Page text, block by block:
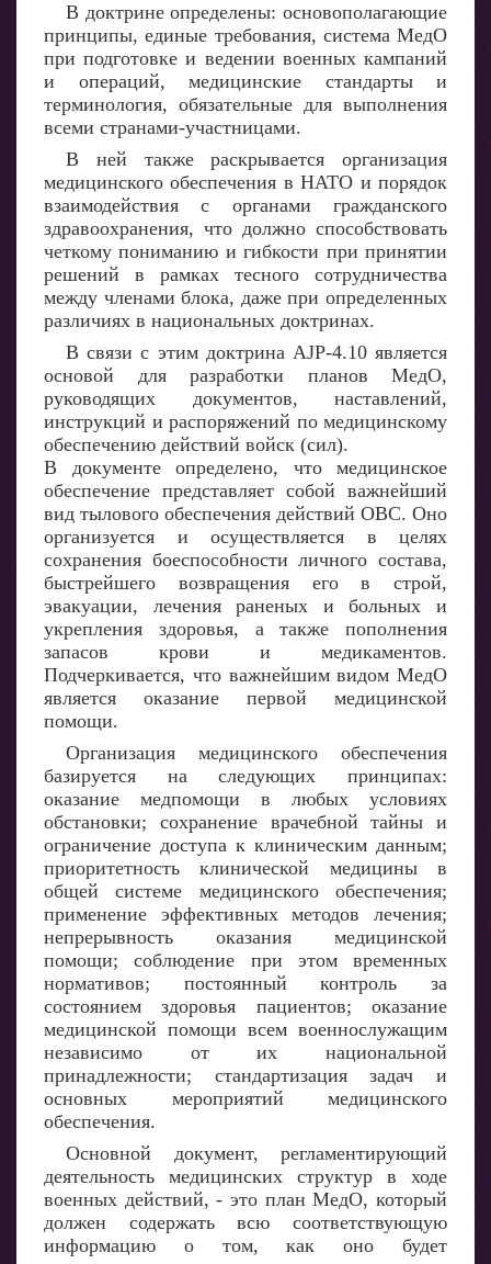
В доктрине определены: основополагающие
принципы, единые требования, система МедО
при подготовке и ведении военных кампаний
и операций, медицинские стандарты и
терминология, обязательные для выполнения
всеми странами-участницами.
В ней также раскрывается организация
медицинского обеспечения в НАТО и порядок
взаимодействия с органами гражданского
здравоохранения, что должно способствовать
четкому пониманию и гибкости при принятии
решений в рамках тесного сотрудничества
между членами блока, даже при определенных
различиях в национальных доктринах.
В связи с этим доктрина AJP-4.10 является
основой для разработки планов МедО,
руководящих документов, наставлений,
инструкций и распоряжений по медицинскому
обеспечению действий войск (сил).
В документе определено, что медицинское
обеспечение представляет собой важнейший
вид тылового обеспечения действий ОВС. Оно
организуется и осуществляется в целях
сохранения боеспособности личного состава,
быстрейшего возвращения его в строй,
эвакуации, лечения раненых и больных и
укрепления здоровья, а также пополнения
запасов крови и медикаментов.
Подчеркивается, что важнейшим видом МедО
является оказание первой медицинской
помощи.
Организация медицинского обеспечения
базируется на следующих принципах:
оказание медпомощи в любых условиях
обстановки; сохранение врачебной тайны и
ограничение доступа к клиническим данным;
приоритетность клинической медицины в
общей системе медицинского обеспечения;
применение эффективных методов лечения;
непрерывность оказания медицинской
помощи; соблюдение при этом временных
нормативов; постоянный контроль за
состоянием здоровья пациентов; оказание
медицинской помощи всем военнослужащим
независимо от их национальной
принадлежности; стандартизация задач и
основных мероприятий медицинского
обеспечения.
Основной документ, регламентирующий
деятельность медицинских структур в ходе
военных действий, - это план МедО, который
должен содержать всю соответствующую
информацию о том, как оно будет